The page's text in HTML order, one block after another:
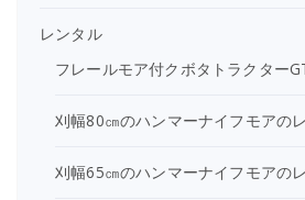
レンタル
フレールモア付クボタトラクター
刈幅80㎝のハンマーナイフモアの
刈幅65㎝のハンマーナイフモアの